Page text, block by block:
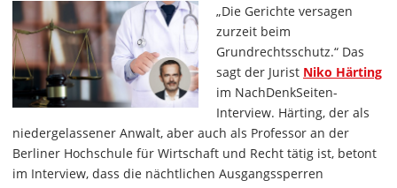
„Die Gerichte versagen
zurzeit beim
Grundrechtsschutz.“ Das
sagt der Jurist Niko Härting
im NachDenkSeiten-
Interview. Härting, der als
niedergelassener Anwalt, aber auch als Professor an der
Berliner Hochschule für Wirtschaft und Recht tätig ist, betont
im Interview, dass die nächtlichen Ausgangssperren